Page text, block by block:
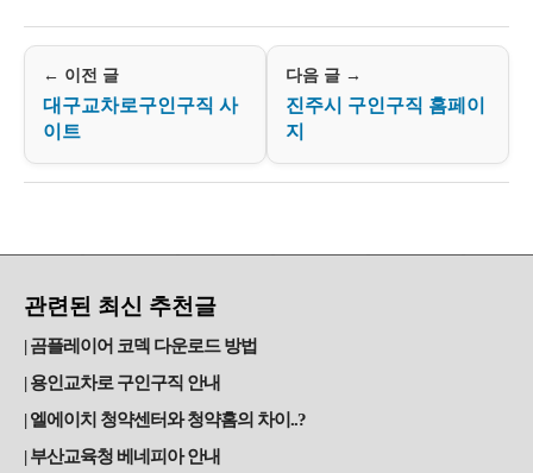
← 이전 글
대구교차로구인구직 사
이트
다음 글 →
진주시 구인구직 홈페이
지
관련된 최신 추천글
곰플레이어 코덱 다운로드 방법
용인교차로 구인구직 안내
엘에이치 청약센터와 청약홈의 차이..?
부산교육청 베네피아 안내